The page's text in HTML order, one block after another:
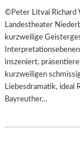
©Peter Litvai Richard
Landestheater
kurzweilige
inszeniert,
kurzweiligen
Liebesdramatik, ideal
Bayreuther…